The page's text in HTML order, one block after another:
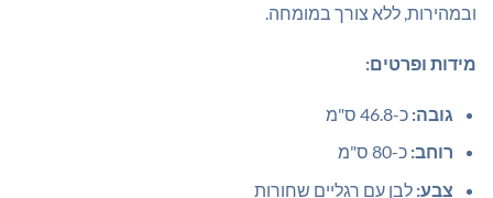
ובמהירות, ללא צורך במומחה.
מידות ופרטים:
גובה: כ-46.8 ס"מ
רוחב: כ-80 ס"מ
צבע: לבן עם רגליים שחורות